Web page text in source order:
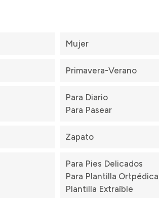
Mujer
Primavera-Verano
Para Diario
Para Pasear
Zapato
Para Pies Delicados
Para Plantilla Ortpédica
Plantilla Extraíble